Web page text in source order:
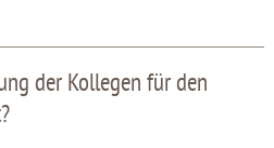
der Kollegen für den